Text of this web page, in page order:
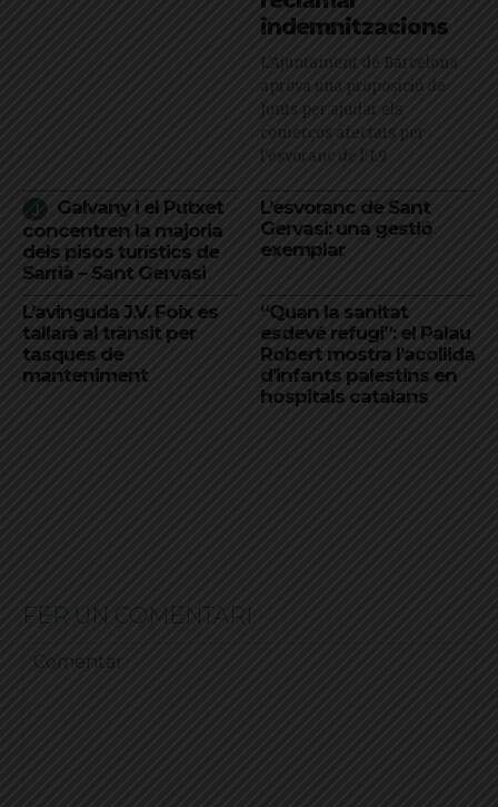
indemnitzacions
L’Ajuntament de Barcelona
aprova una proposició de
Junts per ajudar els
comerços afectats per
l'esvoranc de l'L9
Galvany i el Putxet
concentren la majoria
dels pisos turístics de
Sarrià – Sant Gervasi
L’esvoranc de Sant
Gervasi: una gestió
exemplar
L’avinguda J.V. Foix es
tallarà al trànsit per
tasques de
manteniment
“Quan la sanitat
esdevé refugi”: el Palau
Robert mostra l’acollida
d’infants palestins en
hospitals catalans
FER UN COMENTARI